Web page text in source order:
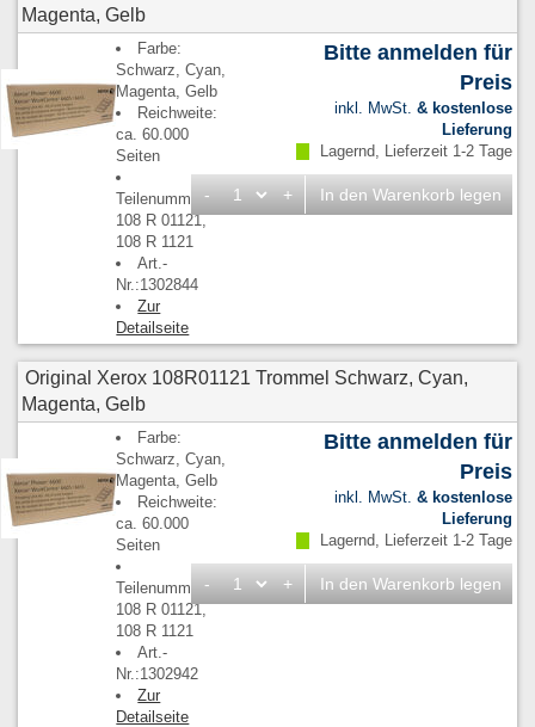
Magenta, Gelb
Farbe:
Schwarz, Cyan,
Magenta, Gelb
Reichweite:
ca. 60.000
Seiten
Teilenummern:
108 R 01121,
108 R 1121
Art.-
Nr.:1302844
Zur
Detailseite
Bitte anmelden für
Preis
inkl. MwSt. & kostenlose
Lieferung
Lagernd, Lieferzeit 1-2 Tage
- + In den Warenkorb legen
Original Xerox 108R01121 Trommel Schwarz, Cyan,
Magenta, Gelb
Farbe:
Schwarz, Cyan,
Magenta, Gelb
Reichweite:
ca. 60.000
Seiten
Teilenummern:
108 R 01121,
108 R 1121
Art.-
Nr.:1302942
Zur
Detailseite
Bitte anmelden für
Preis
inkl. MwSt. & kostenlose
Lieferung
Lagernd, Lieferzeit 1-2 Tage
- + In den Warenkorb legen